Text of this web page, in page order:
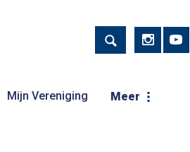
Mijn Vereniging Meer